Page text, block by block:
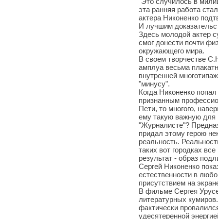
эта ранняя работа
актера Никоненко
И лучшим
Здесь молодой актер
смог донести почти
окружающего мира.
В своем творчестве
амплуа весьма
внутренней
"минусу".
Когда Никоненко
признанным
Пети, то многого,
ему такую важную для
"Журналисте"?
придал этому герою
реальность.
таких вот городках
результат - образ
Сергей Никоненко
естественности в
присутствием на
В фильме Сергея
литературных
фактически
удесятеренной